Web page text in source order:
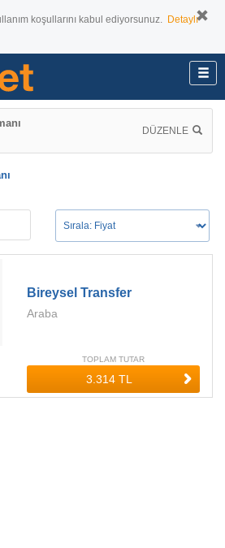
koşullarını kabul ediyorsunuz. Detaylı
DÜZENLE
Bireysel Transfer
Araba
TOPLAM TUTAR